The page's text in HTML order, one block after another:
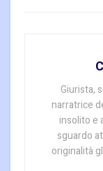
Giurista,
narratrice
insolito e
sguardo
originalità